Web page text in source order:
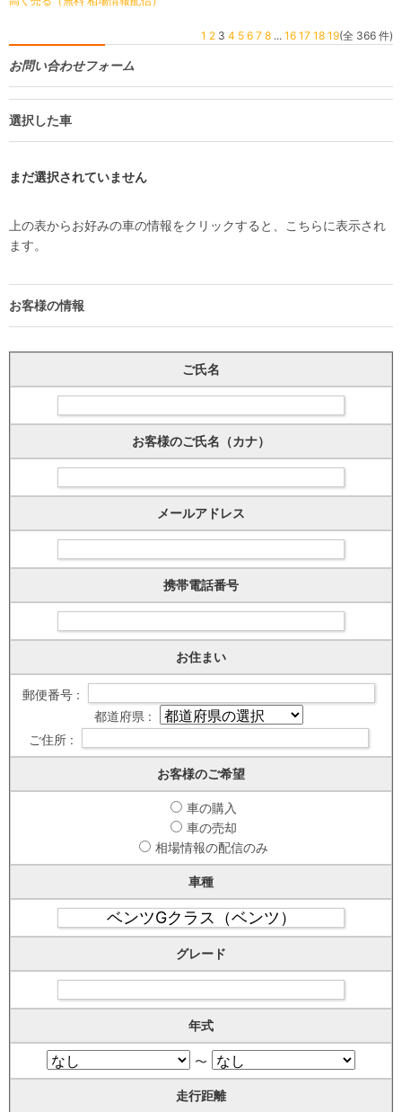
1 2 3 4 5 6 7 8 ... 16 17 18 19(全 366 件)
お問い合わせフォーム
選択した車
まだ選択されていません
上の表からお好みの車の情報をクリックすると、こちらに表示され
ます。
お客様の情報
ご氏名
お客様のご氏名（カナ）
メールアドレス
携帯電話番号
お住まい
郵便番号 :
都道府県 :
ご住所 :
お客様のご希望
車の購入
車の売却
相場情報の配信のみ
車種
グレード
年式
〜
走行距離